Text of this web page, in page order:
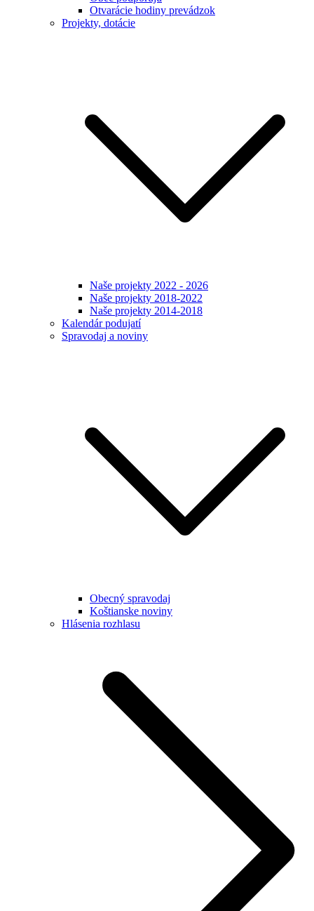
Otvarácie hodiny prevádzok
Projekty, dotácie
Naše projekty 2022 - 2026
Naše projekty 2018-2022
Naše projekty 2014-2018
Kalendár podujatí
Spravodaj a noviny
Obecný spravodaj
Koštianske noviny
Hlásenia rozhlasu